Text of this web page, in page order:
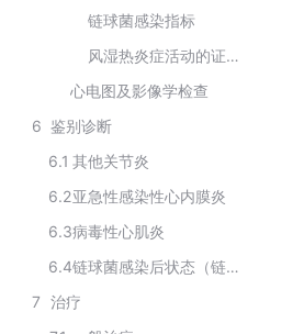
链球菌感染指标
风湿热炎症活动的证据
心电图及影像学检查
6 鉴别诊断
6.1 其他关节炎
6.2亚急性感染性心内膜炎
6.3病毒性心肌炎
6.4
链球菌感染后状态（链球菌感染综合征）
7 治疗